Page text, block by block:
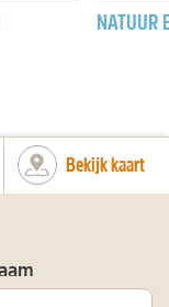
NATUUR
Bekijk kaart